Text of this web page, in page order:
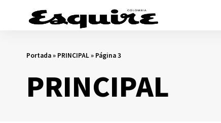
Portada» PRINCIPAL» Página 3
PRINCIPAL